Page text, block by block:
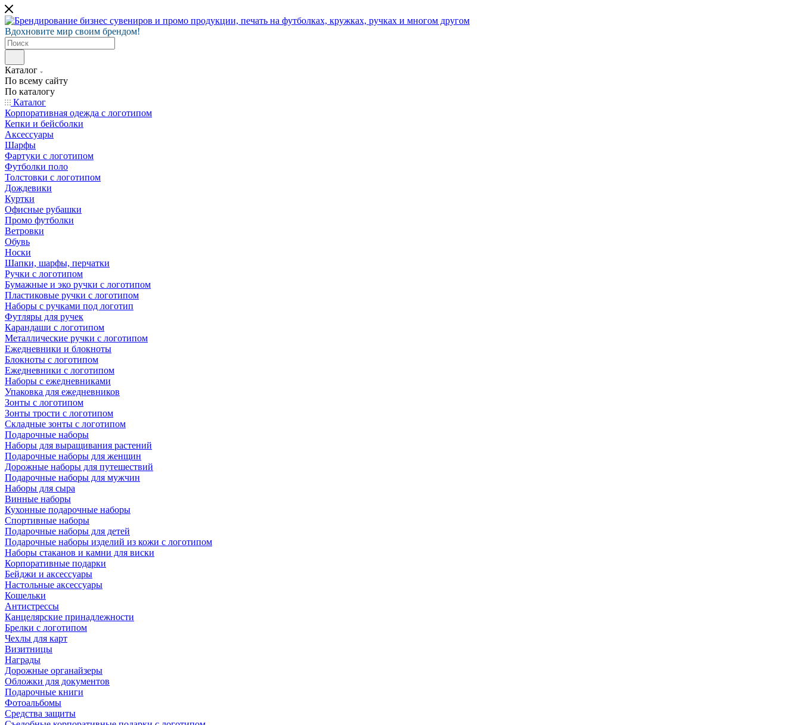
Вдохновите мир своим брендом!
Каталог
По всему сайту
По каталогу
Каталог
Корпоративная одежда с логотипом
Кепки и бейсболки
Аксессуары
Шарфы
Фартуки с логотипом
Футболки поло
Толстовки с логотипом
Дождевики
Куртки
Офисные рубашки
Промо футболки
Ветровки
Обувь
Носки
Шапки, шарфы, перчатки
Ручки с логотипом
Бумажные и эко ручки с логотипом
Пластиковые ручки с логотипом
Наборы с ручками под логотип
Футляры для ручек
Карандаши с логотипом
Металлические ручки с логотипом
Ежедневники и блокноты
Блокноты с логотипом
Ежедневники с логотипом
Наборы с ежедневниками
Упаковка для ежедневников
Зонты с логотипом
Зонты трости с логотипом
Складные зонты с логотипом
Подарочные наборы
Наборы для выращивания растений
Подарочные наборы для женщин
Дорожные наборы для путешествий
Подарочные наборы для мужчин
Наборы для сыра
Винные наборы
Кухонные подарочные наборы
Спортивные наборы
Подарочные наборы для детей
Подарочные наборы изделий из кожи с логотипом
Наборы стаканов и камни для виски
Корпоративные подарки
Бейджи и аксессуары
Настольные аксессуары
Кошельки
Антистрессы
Канцелярские принадлежности
Брелки с логотипом
Чехлы для карт
Визитницы
Награды
Дорожные органайзеры
Обложки для документов
Подарочные книги
Фотоальбомы
Средства защиты